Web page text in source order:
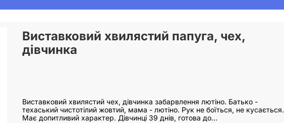
Виставковий хвилястий папуга, чех,
дівчинка
Виставковий хвилястий чех, дівчинка забарвлення лютіно. Батько -
техаський чистотілий жовтий, мама - лютіно. Рук не боїться, не кусається.
Має допитливий характер. Дівчинці 39 днів, готова до…